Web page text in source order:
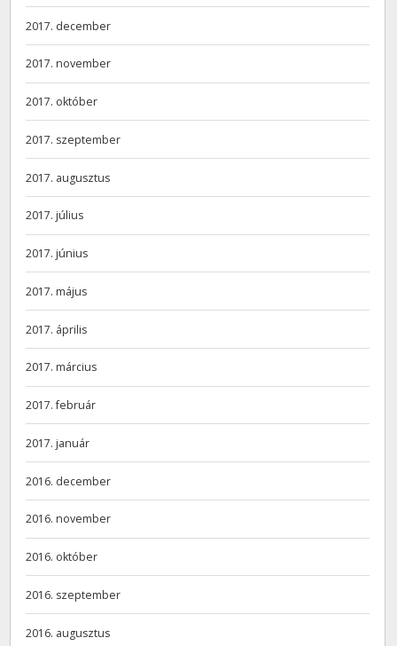
2017. december
2017. november
2017. október
2017. szeptember
2017. augusztus
2017. július
2017. június
2017. május
2017. április
2017. március
2017. február
2017. január
2016. december
2016. november
2016. október
2016. szeptember
2016. augusztus